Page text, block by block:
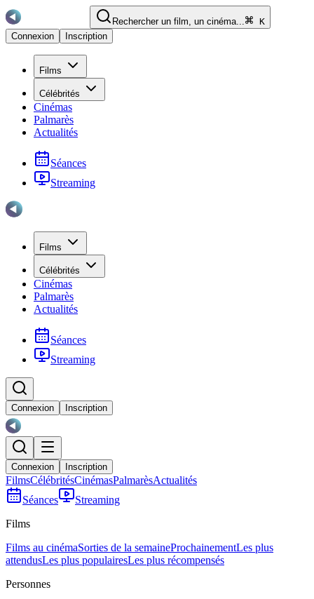
Rechercher un film, un cinéma...
K
Connexion
Inscription
Films
Célébrités
Cinémas
Palmarès
Actualités
Séances
Streaming
Films
Célébrités
Cinémas
Palmarès
Actualités
Séances
Streaming
Connexion Inscription
Connexion Inscription
FilmsCélébritésCinémasPalmarèsActualités
Séances
Streaming
Films
Films au cinémaSorties de la semaineProchainementLes plus
attendusLes plus populairesLes plus récompensés
Personnes